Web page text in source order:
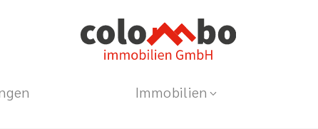
Immobilien